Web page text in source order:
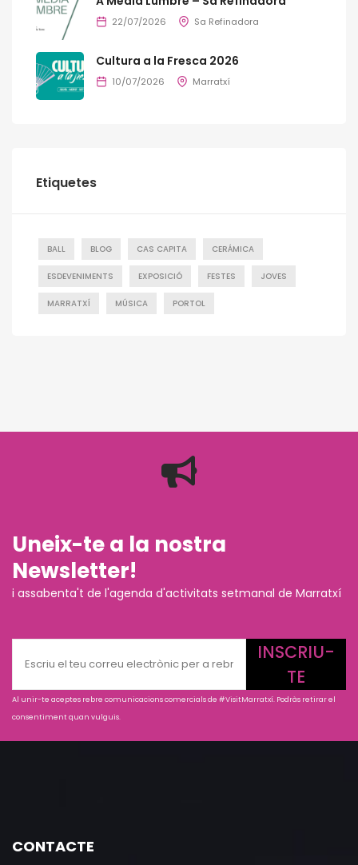
22/07/2026 Sa Refinadora
Cultura a la Fresca 2026
10/07/2026 Marratxí
Etiquetes
BALL BLOG CAS CAPITA CERÁMICA
ESDEVENIMENTS EXPOSICIÓ FESTES JOVES
MARRATXÍ MÚSICA PORTOL
Uneix-te a la nostra
Newsletter!
i assabenta't de l'agenda d'activitats setmanal de Marratxí
INSCRIU-
TE
Al unir-te aceptes rebre comunicacions comercials de #VisitMarratxí. Podràs retirar el
consentiment quan vulguis.
CONTACTE